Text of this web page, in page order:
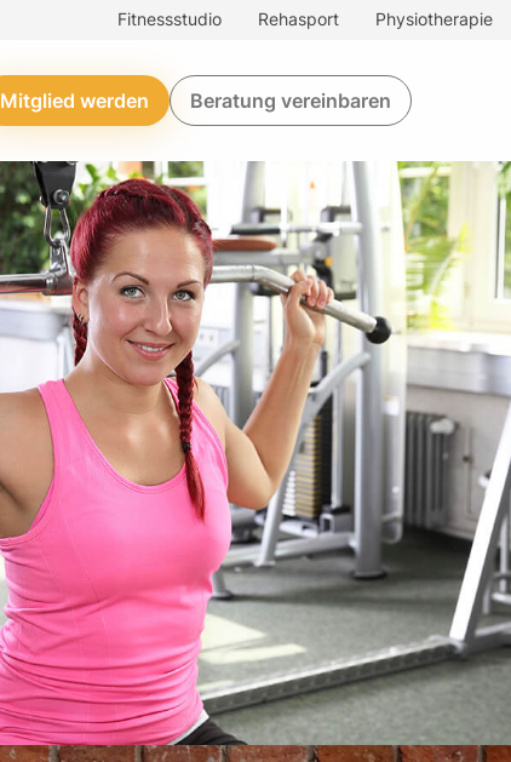
Fitnessstudio Rehasport Physiotherapie
Mitglied werden Beratung vereinbaren